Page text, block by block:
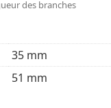
de vue pour
le mode d'emploi
des branches
35 mm
51 mm